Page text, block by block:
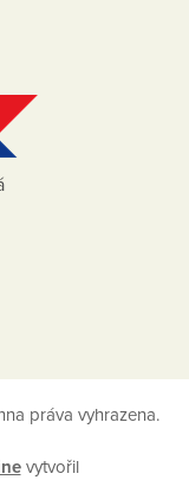
práva vyhrazena.
vytvořil